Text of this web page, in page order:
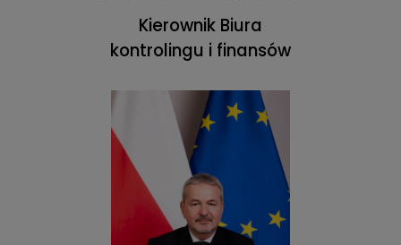
Kierownik Biura
kontrolingu i finansów